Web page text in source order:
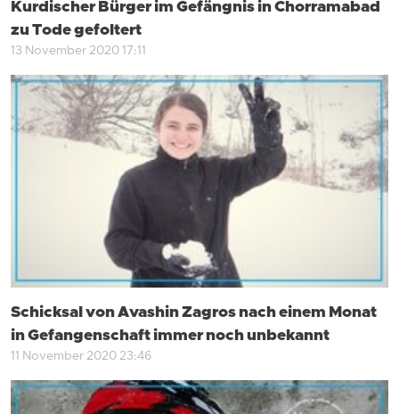
Kurdischer Bürger im Gefängnis in Chorramabad
zu Tode gefoltert
13 November 2020 17:11
Schicksal von Avashin Zagros nach einem Monat
in Gefangenschaft immer noch unbekannt
11 November 2020 23:46